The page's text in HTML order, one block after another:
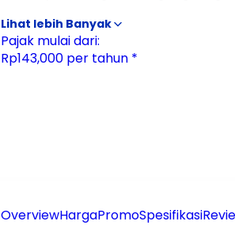
emosi, memberi sensasi mekanis yang semakin sulit ditemukan saat ini.
tangan dengan presisi ekstrem,
tetap setia pada karakter Grand Tourer
penggunaan harian. Lexus LC bukan
Pajak mulai dari:
Rp143,000 per tahun *
OverviewHargaPromoSpesifikasi